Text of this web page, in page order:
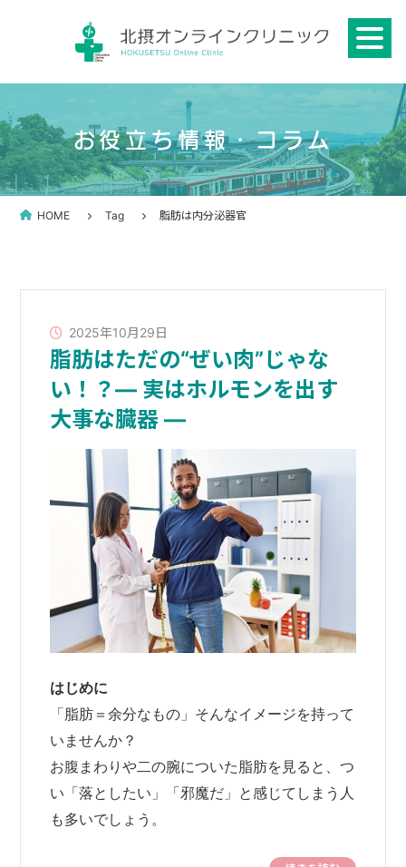
お役立ち情報・コラム
HOME Tag 脂肪は内分泌器官
2025年10月29日
脂肪はただの“ぜい肉”じゃな
い！？― 実はホルモンを出す
大事な臓器 ―
はじめに
「脂肪＝余分なもの」そんなイメージを持って
いませんか？
お腹まわりや二の腕についた脂肪を見ると、つ
い「落としたい」「邪魔だ」と感じてしまう人
も多いでしょう。